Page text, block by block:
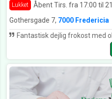
Lukket Åbent Tirs. fra 17:00 til
Gothersgade 7, 7000 Fredericia
Fantastisk dejlig frokost med oksemørbrad på en magma sten så